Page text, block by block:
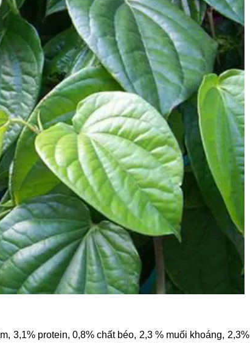
3,1% protein, 0,8% chất béo, 2,3 % muối khoáng, 2,3%